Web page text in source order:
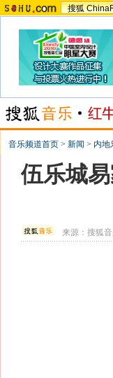
搜狐
音乐频道首页 > 新闻 > 内地
伍乐城
来源：搜狐